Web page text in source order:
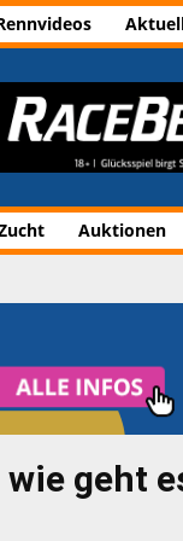
Auktionen
geht